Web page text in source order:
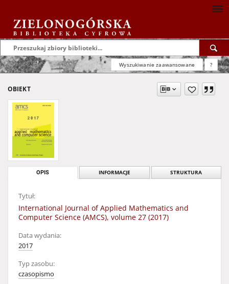
Wyszukiwanie zaawansowane ?
OBIEKT
OPIS INFORMACJE STRUKTURA
Tytuł:
International Journal of Applied Mathematics and
Computer Science (AMCS), volume 27 (2017)
Data wydania:
2017
Typ zasobu:
czasopismo